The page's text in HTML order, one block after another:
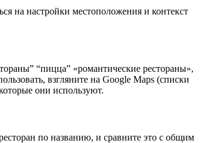
на настройки местоположения и контекст
“пицца” «романтические рестораны»,
взгляните на Google Maps (списки
они используют.
по названию, и сравните это с общим